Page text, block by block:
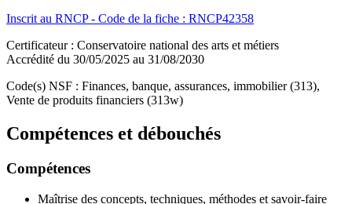
Inscrit au RNCP - Code de la fiche : RNCP42358
Certificateur : Conservatoire national des arts et métiers
Accrédité du 30/05/2025 au 31/08/2030
Code(s) NSF : Finances, banque, assurances, immobilier (313),
Vente de produits financiers (313w)
Compétences et débouchés
Compétences
Maîtrise des concepts, techniques, méthodes et savoir-faire